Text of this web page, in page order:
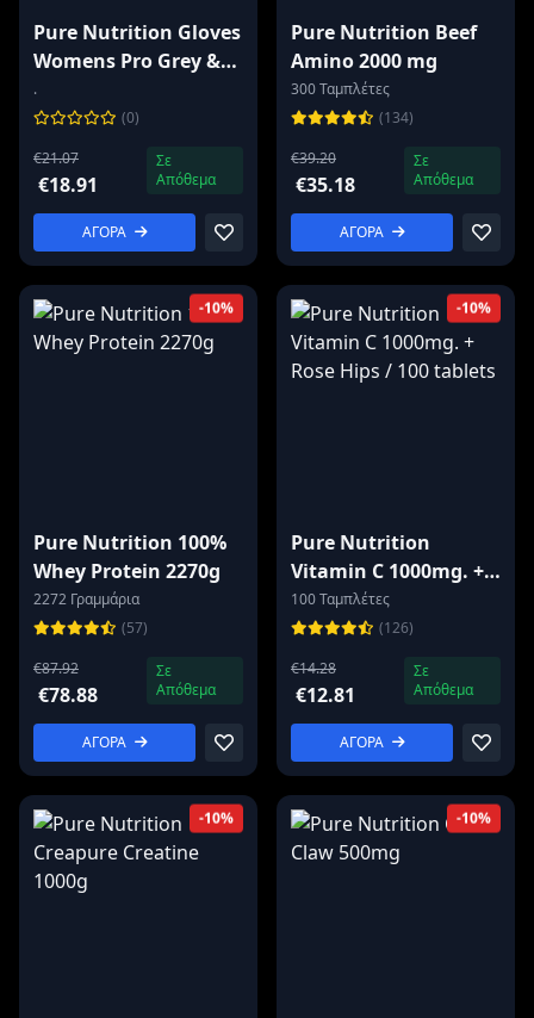
Pure Nutrition Gloves
Womens Pro Grey &
Blue
.
(0)
€21.07
€18.91
Σε
Απόθεμα
ΑΓΟΡΑ
Pure Nutrition Beef
Amino 2000 mg
300 Ταμπλέτες
(134)
€39.20
€35.18
Σε
Απόθεμα
ΑΓΟΡΑ
-10%
Pure Nutrition 100%
Whey Protein 2270g
2272 Γραμμάρια
(57)
€87.92
€78.88
Σε
Απόθεμα
ΑΓΟΡΑ
-10%
Pure Nutrition
Vitamin C 1000mg. +
Rose Hips / 100
tablets
100 Ταμπλέτες
(126)
€14.28
€12.81
Σε
Απόθεμα
ΑΓΟΡΑ
-10% -10%